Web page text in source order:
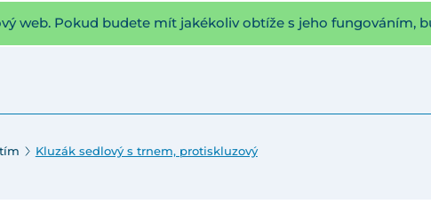
web. Pokud budete mít jakékoliv obtíže s jeho fungováním,
Kluzák sedlový s trnem, protiskluzový